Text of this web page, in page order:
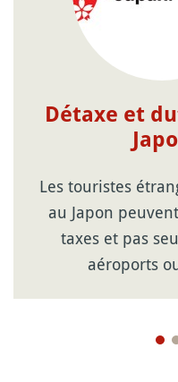
Détaxe et
Les touristes
au Japon
taxes et pas
aéroports